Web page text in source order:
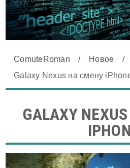
ComuteRoman / Новое
/
Galaxy Nexus на смену
GALAXY